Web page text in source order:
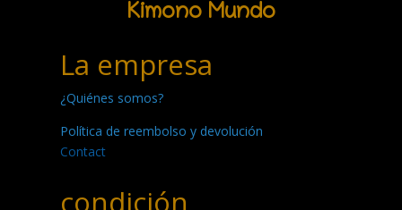
Kimono Mundo
La empresa
¿Quiénes somos?
Política de reembolso y devolución
Contact
condición